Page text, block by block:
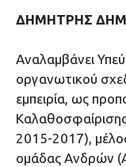
ΔΗΜΗΤΡΗΣ
Αναλαμβάνει
οργανωτικού
εμπειρία, ως
2015-2017),
ομάδας Ανδρών